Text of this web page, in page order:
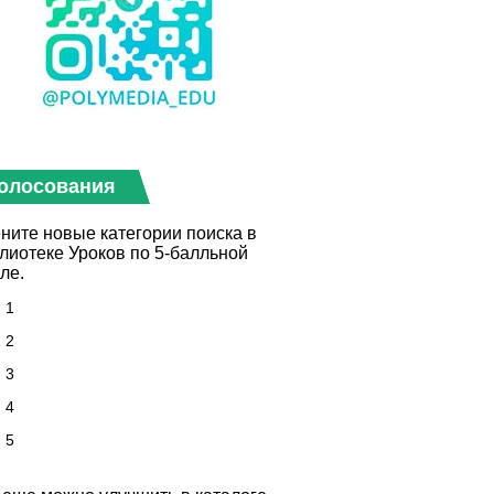
новые категории поиска в
Уроков по 5-балльной
1
2
3
4
5